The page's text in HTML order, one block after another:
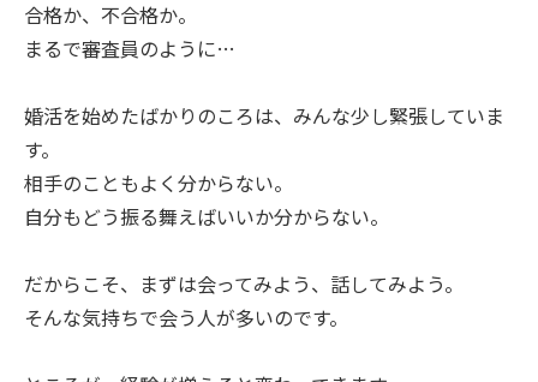
合格か、不合格か。
まるで審査員のように…
婚活を始めたばかりのころは、みんな少し緊張していま
す。
相手のこともよく分からない。
自分もどう振る舞えばいいか分からない。
だからこそ、まずは会ってみよう、話してみよう。
そんな気持ちで会う人が多いのです。